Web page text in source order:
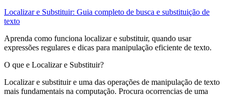
Localizar e Substituir: Guia completo de busca e substituição de
texto
Aprenda como funciona localizar e substituir, quando usar
expressões regulares e dicas para manipulação eficiente de texto.
O que e Localizar e Substituir?
Localizar e substituir e uma das operações de manipulação de texto
mais fundamentais na computação. Procura ocorrencias de uma